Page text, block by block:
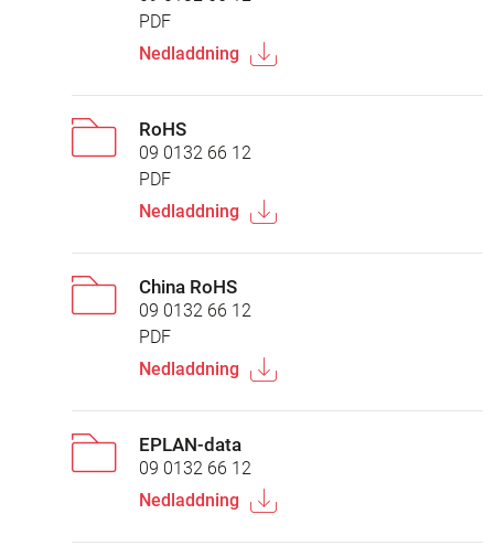
PDF
Nedladdning
RoHS
09 0132 66 12
PDF
Nedladdning
China RoHS
09 0132 66 12
PDF
Nedladdning
EPLAN-data
09 0132 66 12
Nedladdning